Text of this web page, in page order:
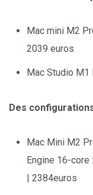
Mac mini M2
2039 euros
Mac Studio M1
Des
Mac Mini M2
Engine 16-core
| 2384euros